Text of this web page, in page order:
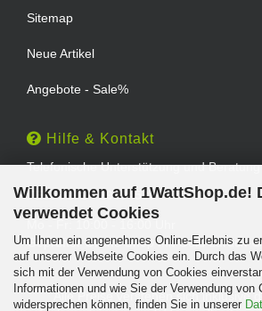
Willkommen auf 1WattShop.de!
verwendet Cookies
Um Ihnen ein angenehmes Online-Erlebnis zu
auf unserer Webseite Cookies ein. Durch das
sich mit der Verwendung von Cookies
Informationen und wie Sie der Verwendung von
widersprechen können, finden Sie in unserer
Sitemap
Neue Artikel
Angebote - Sale%
Hilfe & Kontakt
Telefonische Unterstützung und
TEL: 0202 - 29994539
Geprüfter Online Shop mit Geld-zurück-
Alle Preise verstehen sich inklusive